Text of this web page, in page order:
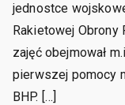
jednostce
Rakietowej
zajęć obejmował
pierwszej pomocy
BHP. […]